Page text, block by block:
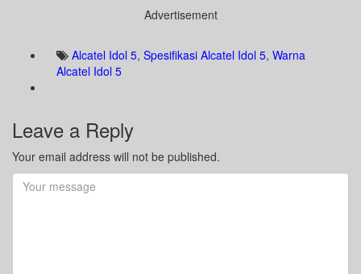
Advertisement
Alcatel Idol 5, Spesifikasi Alcatel Idol 5, Warna
Alcatel Idol 5
Leave a Reply
Your email address will not be published.